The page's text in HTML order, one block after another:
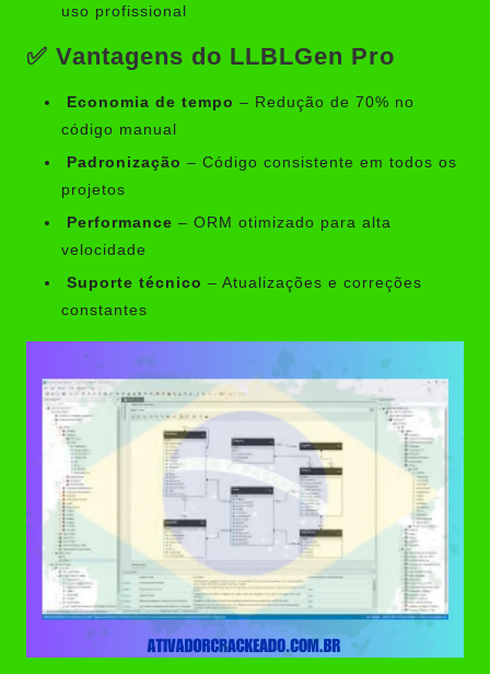
uso profissional
✅ Vantagens do LLBLGen Pro
Economia de tempo – Redução de 70% no
código manual
Padronização – Código consistente em todos os
projetos
Performance – ORM otimizado para alta
velocidade
Suporte técnico – Atualizações e correções
constantes